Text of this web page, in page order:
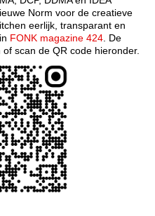
Norm voor de creatieve
eerlijk, transparant en
FONK magazine 424 . De
scan de QR code hieronder.